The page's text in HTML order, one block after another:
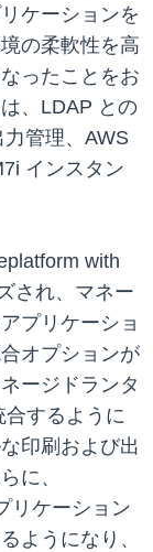
ケーションを
の柔軟性を高
ったことをお
、LDAP との
管理、AWS
インスタン
with
され、マネー
プリケーショ
オプションが
ージドランタ
合するように
印刷および出
に、
リケーション
ようになり、